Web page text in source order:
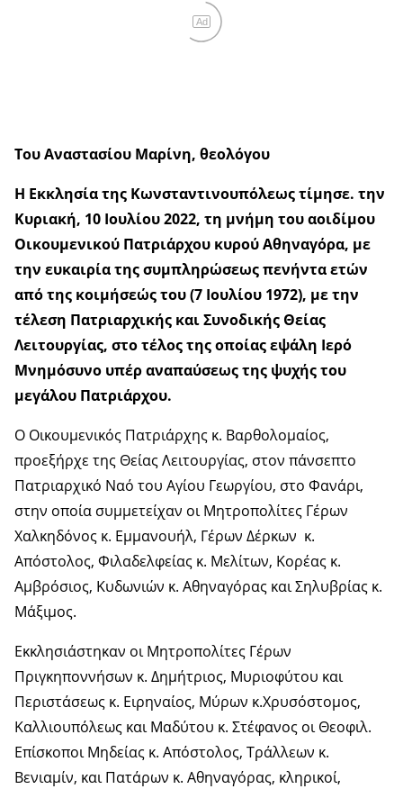
Ad
Του Αναστασίου Μαρίνη, θεολόγου
Η Εκκλησία της Κωνσταντινουπόλεως τίμησε. την
Κυριακή, 10 Ιουλίου 2022, τη μνήμη του αοιδίμου
Οικουμενικού Πατριάρχου κυρού Αθηναγόρα, με
την ευκαιρία της συμπληρώσεως πενήντα ετών
από της κοιμήσεώς του (7 Ιουλίου 1972), με την
τέλεση Πατριαρχικής και Συνοδικής Θείας
Λειτουργίας, στο τέλος της οποίας εψάλη Ιερό
Μνημόσυνο υπέρ αναπαύσεως της ψυχής του
μεγάλου Πατριάρχου.
Ο Οικουμενικός Πατριάρχης κ. Βαρθολομαίος,
προεξήρχε της Θείας Λειτουργίας, στον πάνσεπτο
Πατριαρχικό Ναό του Αγίου Γεωργίου, στο Φανάρι,
στην οποία συμμετείχαν οι Μητροπολίτες Γέρων
Χαλκηδόνος κ. Εμμανουήλ, Γέρων Δέρκων κ.
Απόστολος, Φιλαδελφείας κ. Μελίτων, Κορέας κ.
Αμβρόσιος, Κυδωνιών κ. Αθηναγόρας και Σηλυβρίας κ.
Μάξιμος.
Εκκλησιάστηκαν οι Μητροπολίτες Γέρων
Πριγκηποννήσων κ. Δημήτριος, Μυριοφύτου και
Περιστάσεως κ. Ειρηναίος, Μύρων κ.Χρυσόστομος,
Καλλιουπόλεως και Μαδύτου κ. Στέφανος οι Θεοφιλ.
Επίσκοποι Μηδείας κ. Απόστολος, Τράλλεων κ.
Βενιαμίν, και Πατάρων κ. Αθηναγόρας, κληρικοί,